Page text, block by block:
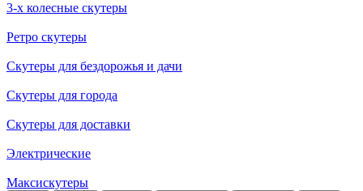
3-х колесные скутеры
Ретро скутеры
Скутеры для бездорожья и дачи
Скутеры для города
Скутеры для доставки
Электрические
Максискутеры